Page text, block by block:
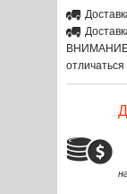
ВНИМАНИЕ!
отличаться